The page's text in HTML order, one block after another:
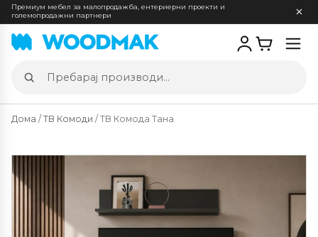
Премиум мебел за малопродажба, ентериерни проекти и
големопродажни партнери
Пребарај
производи
Дома /ТВ Комоди / ТВ Комода Тана